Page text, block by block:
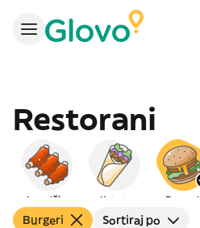
Restorani
Američka Kebab Burgeri
Burgeri Sortiraj po